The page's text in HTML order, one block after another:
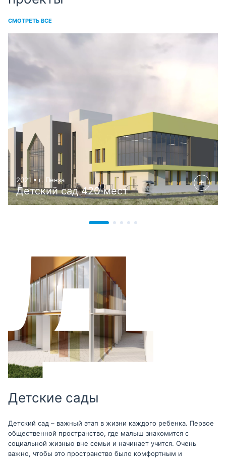
СМОТРЕТЬ ВСЕ
2021 • г. Пенза
Детский сад 420 мест
Детские сады
Детский сад – важный этап в жизни каждого ребенка. Первое
общественной пространство, где малыш знакомится с
социальной жизнью вне семьи и начинает учится. Очень
важно, чтобы это пространство было комфортным и